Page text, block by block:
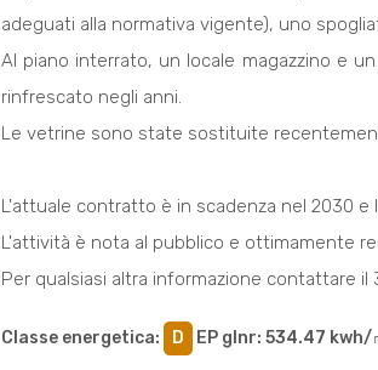
adeguati alla normativa vigente), uno
Al piano interrato, un locale magazzino e
rinfrescato negli anni.
Le vetrine sono state sostituite
L'attuale contratto è in scadenza nel 2030
L'attività è nota al pubblico e ottimamente
Per qualsiasi altra informazione contattare il
Classe energetica: D EP glnr: 534.47 kwh/